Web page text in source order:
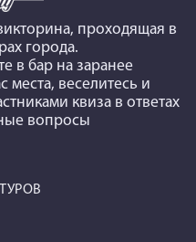
проходящая в
города.
в бар на заранее
места, веселитесь и
квиза в ответах
вопросы
ТУРОВ